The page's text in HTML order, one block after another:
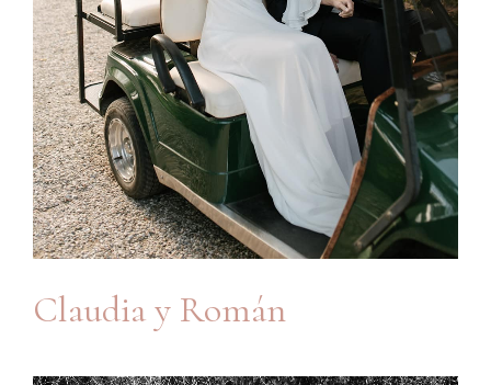
Claudia y Román